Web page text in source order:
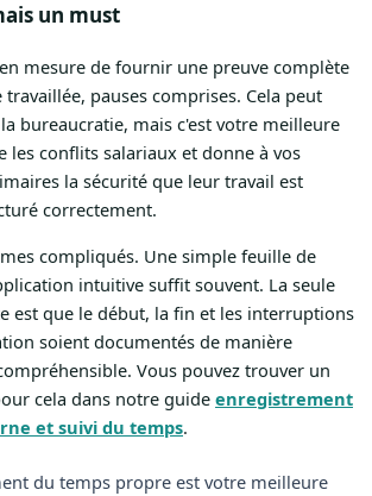
un must
mesure de fournir une preuve complète
pauses comprises. Cela peut
bureaucratie, mais c'est votre meilleure
les conflits salariaux et donne à vos
la sécurité que leur travail est
correctement.
compliqués. Une simple feuille de
intuitive suffit souvent. La seule
est que le début, la fin et les interruptions
soient documentés de manière
Vous pouvez trouver un
cela dans notre guide enregistrement
et suivi du temps.
du temps propre est votre meilleure